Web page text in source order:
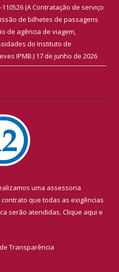
(A Contratação de serviço
de bilhetes de passagens
de agência de viagem,
do Instituto de
IPMB.) 17 de junho de 2026
uma assessoria
que todas as exigências
serão atendidas. Clique aqui e
Transparência